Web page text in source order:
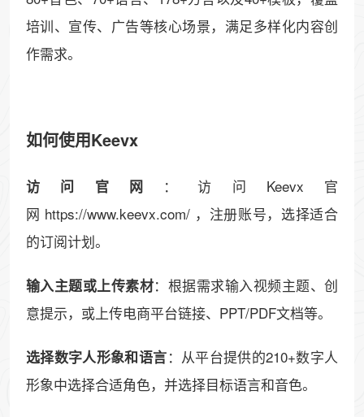
培训、宣传、广告等核心场景，满足多样化内容创
作需求。
如何使用Keevx
访问官网
：访问Keevx官
网 https://www.keevx.com/ ，注册账号，选择适合
的订阅计划。
输入主题或上传素材：根据需求输入视频主题、创
意提示，或上传电商平台链接、PPT/PDF文档等。
选择数字人形象和语言：从平台提供的210+数字人
形象中选择合适角色，并选择目标语言和音色。